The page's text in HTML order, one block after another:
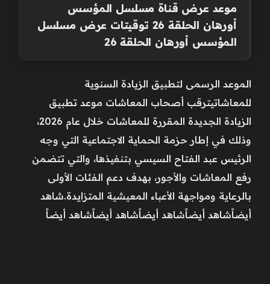
موعد عرض قناة مسلسل المؤسس
أورهان الحلقة 26 توقيتات عرض مسلسل
المؤسس أورهان الحلقة 26
الموعد الرسمى لتطبيق الزيادة السنوية
للمعاشاتيترقب أصحاب المعاشات موعد تطبيق
الزيادة الجديدة المقررة للمعاشات خلال عام 2026،
وذلك في إطار حزمة الحماية الاجتماعية التي وجه
الرئيس عبد الفتاح السيسي بتنفيذها، والتي تتضمن
رفع المعاشات والأجور، بهدف دعم الفئات الأولى
بالرعاية ومواجهة الأعباء المعيشية المتزايدة.شاهد
أيضاًشاهد أيضاًشاهد أيضاًشاهد أيضاًشاهد أيضاً